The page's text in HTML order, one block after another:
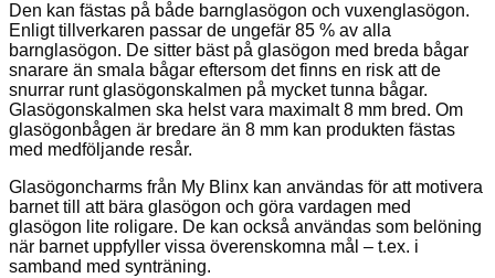
Den kan fästas på både barnglasögon och vuxenglasögon.
Enligt tillverkaren passar de ungefär 85 % av alla
barnglasögon. De sitter bäst på glasögon med breda bågar
snarare än smala bågar eftersom det finns en risk att de
snurrar runt glasögonskalmen på mycket tunna bågar.
Glasögonskalmen ska helst vara maximalt 8 mm bred. Om
glasögonbågen är bredare än 8 mm kan produkten fästas
med medföljande resår.
Glasögoncharms från My Blinx kan användas för att motivera
barnet till att bära glasögon och göra vardagen med
glasögon lite roligare. De kan också användas som belöning
när barnet uppfyller vissa överenskomna mål – t.ex. i
samband med synträning.